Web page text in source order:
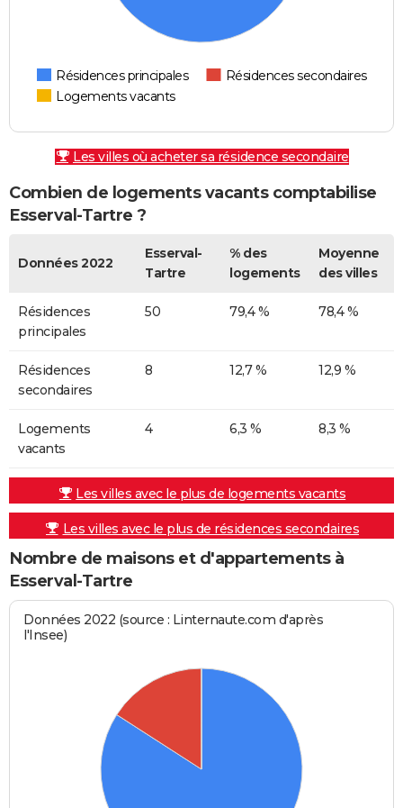
Résidences principales
Résidences secondaires
Logements vacants
Les villes où acheter sa résidence secondaire
Combien de logements vacants comptabilise
Esserval-Tartre ?
Données 2022
Esserval-
Tartre
% des
logements
Moyenne
des villes
Résidences
principales
50 79,4 % 78,4 %
Résidences
secondaires
8 12,7 % 12,9 %
Logements
vacants
4 6,3 % 8,3 %
Les villes avec le plus de logements vacants
Les villes avec le plus de résidences secondaires
Nombre de maisons et d'appartements à
Esserval-Tartre
Données 2022 (source : Linternaute.com d'après
l'Insee)